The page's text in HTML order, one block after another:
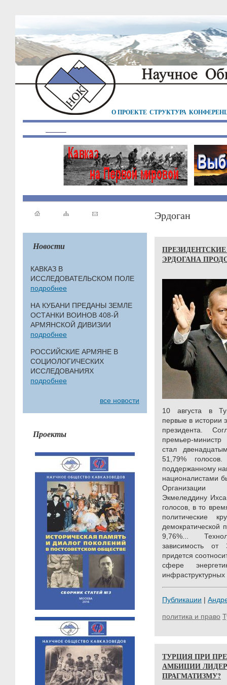
О ПРОЕКТЕ СТРУКТУРА
Новости
КАВКАЗ В
ИССЛЕДОВАТЕЛЬСКОМ ПОЛЕ
подробнее
НА КУБАНИ ПРЕДАНЫ ЗЕМЛЕ
ОСТАНКИ ВОИНОВ 408-Й
АРМЯНСКОЙ ДИВИЗИИ
подробнее
РОССИЙСКИЕ АРМЯНЕ В
СОЦИОЛОГИЧЕСКИХ
ИССЛЕДОВАНИЯХ
подробнее
все новости
Проекты
Эрдоган
ЭРДОГАНА
10 августа в
первые в истории
президента.
премьер-
стал
51,79%
поддержанному
националистами
Организации
Экмеледдину
голосов, в то
политические
демократической
9,76%...
зависимость от
придется
сфере
инфраструктурных
Публикации |
политика и право
ТУРЦИЯ ПРИ
АМБИЦИИ
ПРАГМАТИЗМУ?